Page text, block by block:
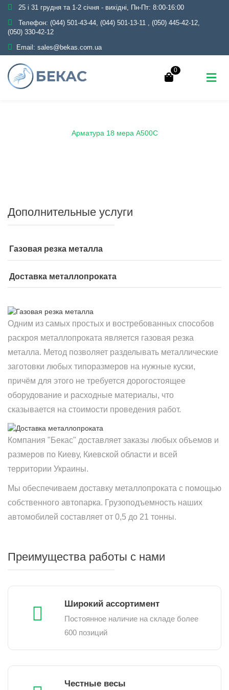
25 і 31 грудня та 1-2 січня - вихідні, Пн-Пт: 8:00-16:00
Телефон: (044) 501-43-44, (044) 501-13-11 , (050) 445-42-12,
(050) 330-42-12
Email: sales@bekas.com.ua
0
Арматура 18 мера А500С
Дополнительные услуги
Газовая резка металла
Доставка металлопроката
Одним из самых простых и востребованных способов
раскроя металлопроката является газовая резка
металла. Метод позволяет разделывать металлические
заготовки любых типоразмеров на нужные куски,
причём для этого не требуется дорогостоящее
оборудование и расходные материалы, что
сказывается на стоимости проведения работ.
Компания "Бекас" доставляет заказы любых объемов и
размеров по Киеву, Киевской области и всей
территории Украины.
Мы обеспечиваем доставку металлопроката с помощью
собственного автопарка. Грузоподъемность наших
автомобилей составляет от 0,5 до 21 тонны.
Преимущества работы с нами
Широкий ассортимент
Постоянное наличие на складе более
600 позиций
Честные весы